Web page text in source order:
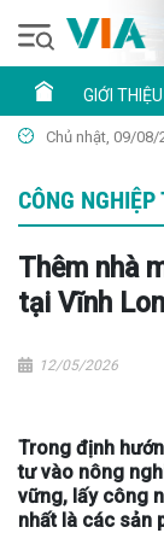
GIỚI THIỆU
Chủ nhật, 09/08/
CÔNG
Thêm nhà
tại Vĩnh
12/05/2026
Trong định
tư vào nông
vững, lấy công
nhất là các sản